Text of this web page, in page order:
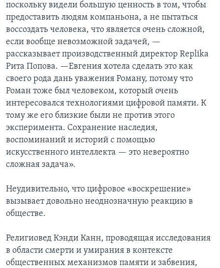
поскольку видели большую ценность в том, чтобы
предоставить людям компаньона, а не пытаться
воссоздать человека, что является очень сложной,
если вообще невозможной задачей, —
рассказывает производственный директор Replika
Рита Попова. —Евгения хотела сделать это как
своего рода дань уважения Роману, потому что
Роман тоже был человеком, который очень
интересовался технологиями цифровой памяти. К
тому же его близкие были не против этого
эксперимента. Сохранение наследия,
воспоминаний и историй с помощью
искусственного интеллекта — это невероятно
сложная задача».
Неудивительно, что цифровое «воскрешение»
вызывает довольно неоднозначную реакцию в
обществе.
Религиовед Кэнди Канн, проводящая исследования
в области смерти и умирания в контексте
общественных механизмов памяти и забвения,